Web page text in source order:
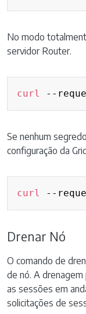
No modo
servidor Router.
curl --
Se nenhum
configuração da
curl --
Drenar Nó
O comando de
de nó. A
as sessões em
solicitações de